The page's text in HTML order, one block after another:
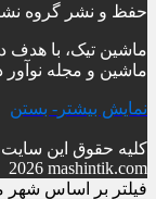
حفظ و نشر گروه
ماشین تیک، با
ماشین و مجله نوآور در تیر 1402 آغاز
نمایش بیشتر - بستن
کلیه حقوق این
2026 mashintik.com
فیلتر بر اساس